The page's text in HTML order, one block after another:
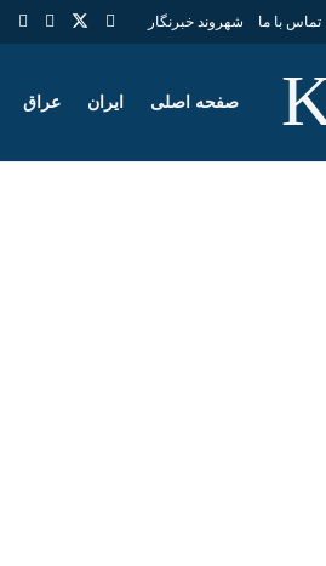
تماس با ما شهروند خبرنگار
صفحه اصلی ایران عراق